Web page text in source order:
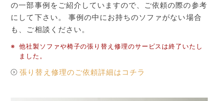
の一部事例をご紹介していますので、ご依頼の際の参考
にして下さい。 事例の中にお持ちのソファがない場合
も、ご相談ください。
※ 他社製ソファや椅子の張り替え修理のサービスは終了いたし
ました。
張り替え修理のご依頼詳細はコチラ